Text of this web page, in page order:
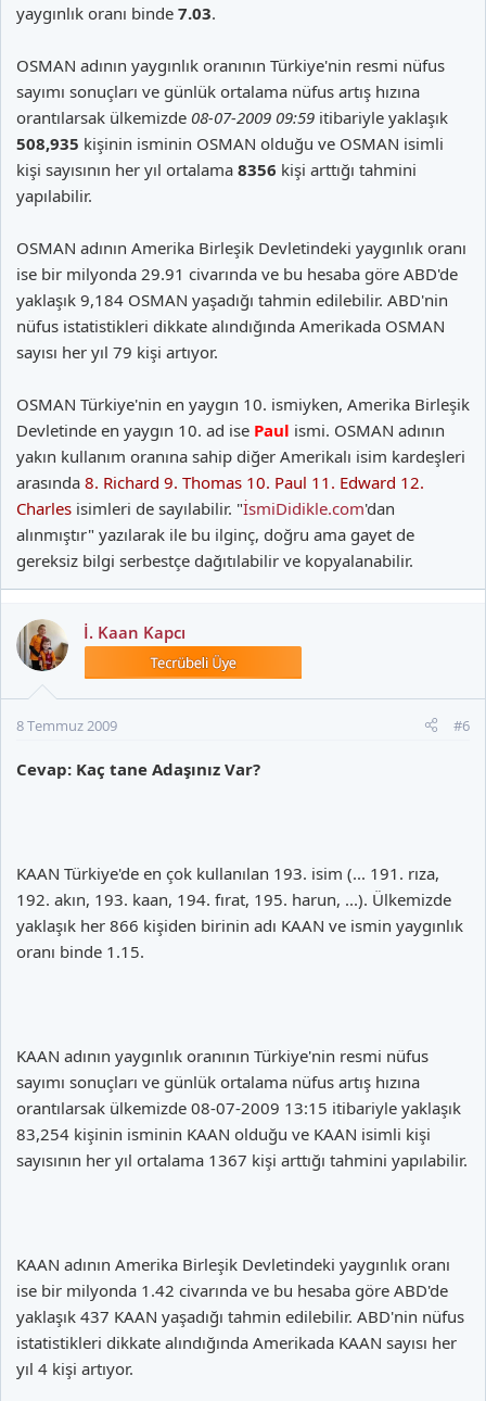
yaygınlık oranı binde 7.03.
OSMAN adının yaygınlık oranının Türkiye'nin resmi nüfus
sayımı sonuçları ve günlük ortalama nüfus artış hızına
orantılarsak ülkemizde 08-07-2009 09:59 itibariyle yaklaşık
508,935 kişinin isminin OSMAN olduğu ve OSMAN isimli
kişi sayısının her yıl ortalama 8356 kişi arttığı tahmini
yapılabilir.
OSMAN adının Amerika Birleşik Devletindeki yaygınlık oranı
ise bir milyonda 29.91 civarında ve bu hesaba göre ABD'de
yaklaşık 9,184 OSMAN yaşadığı tahmin edilebilir. ABD'nin
nüfus istatistikleri dikkate alındığında Amerikada OSMAN
sayısı her yıl 79 kişi artıyor.
OSMAN Türkiye'nin en yaygın 10. ismiyken, Amerika Birleşik
Devletinde en yaygın 10. ad ise Paul ismi. OSMAN adının
yakın kullanım oranına sahip diğer Amerikalı isim kardeşleri
arasında 8. Richard 9. Thomas 10. Paul 11. Edward 12.
Charles isimleri de sayılabilir. "İsmiDidikle.com'dan
alınmıştır" yazılarak ile bu ilginç, doğru ama gayet de
gereksiz bilgi serbestçe dağıtılabilir ve kopyalanabilir.
İ. Kaan Kapcı
8 Temmuz 2009 #6
Cevap: Kaç tane Adaşınız Var?
KAAN Türkiye'de en çok kullanılan 193. isim (... 191. rıza,
192. akın, 193. kaan, 194. fırat, 195. harun, ...). Ülkemizde
yaklaşık her 866 kişiden birinin adı KAAN ve ismin yaygınlık
oranı binde 1.15.
KAAN adının yaygınlık oranının Türkiye'nin resmi nüfus
sayımı sonuçları ve günlük ortalama nüfus artış hızına
orantılarsak ülkemizde 08-07-2009 13:15 itibariyle yaklaşık
83,254 kişinin isminin KAAN olduğu ve KAAN isimli kişi
sayısının her yıl ortalama 1367 kişi arttığı tahmini yapılabilir.
KAAN adının Amerika Birleşik Devletindeki yaygınlık oranı
ise bir milyonda 1.42 civarında ve bu hesaba göre ABD'de
yaklaşık 437 KAAN yaşadığı tahmin edilebilir. ABD'nin nüfus
istatistikleri dikkate alındığında Amerikada KAAN sayısı her
yıl 4 kişi artıyor.